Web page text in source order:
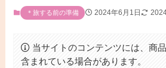
＊旅する前の準備 2024年6月1日
当サイトのコンテンツには、商
含まれている場合があります。